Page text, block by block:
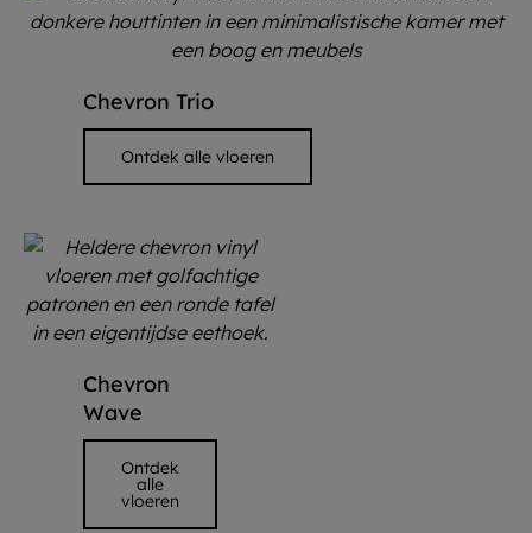
Chevron Trio
Ontdek alle vloeren
Chevron
Wave
Ontdek
alle
vloeren